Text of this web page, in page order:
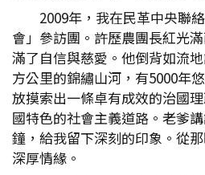
2009年，我在民革中央聯
會」參訪團。許歷農團長紅光
滿了自信與慈愛。他倒背如流
方公里的錦繡山河，有5000年
放摸索出一條卓有成效的治國
國特色的社會主義道路。老爹
鐘，給我留下深刻的印象。從
深厚情緣。